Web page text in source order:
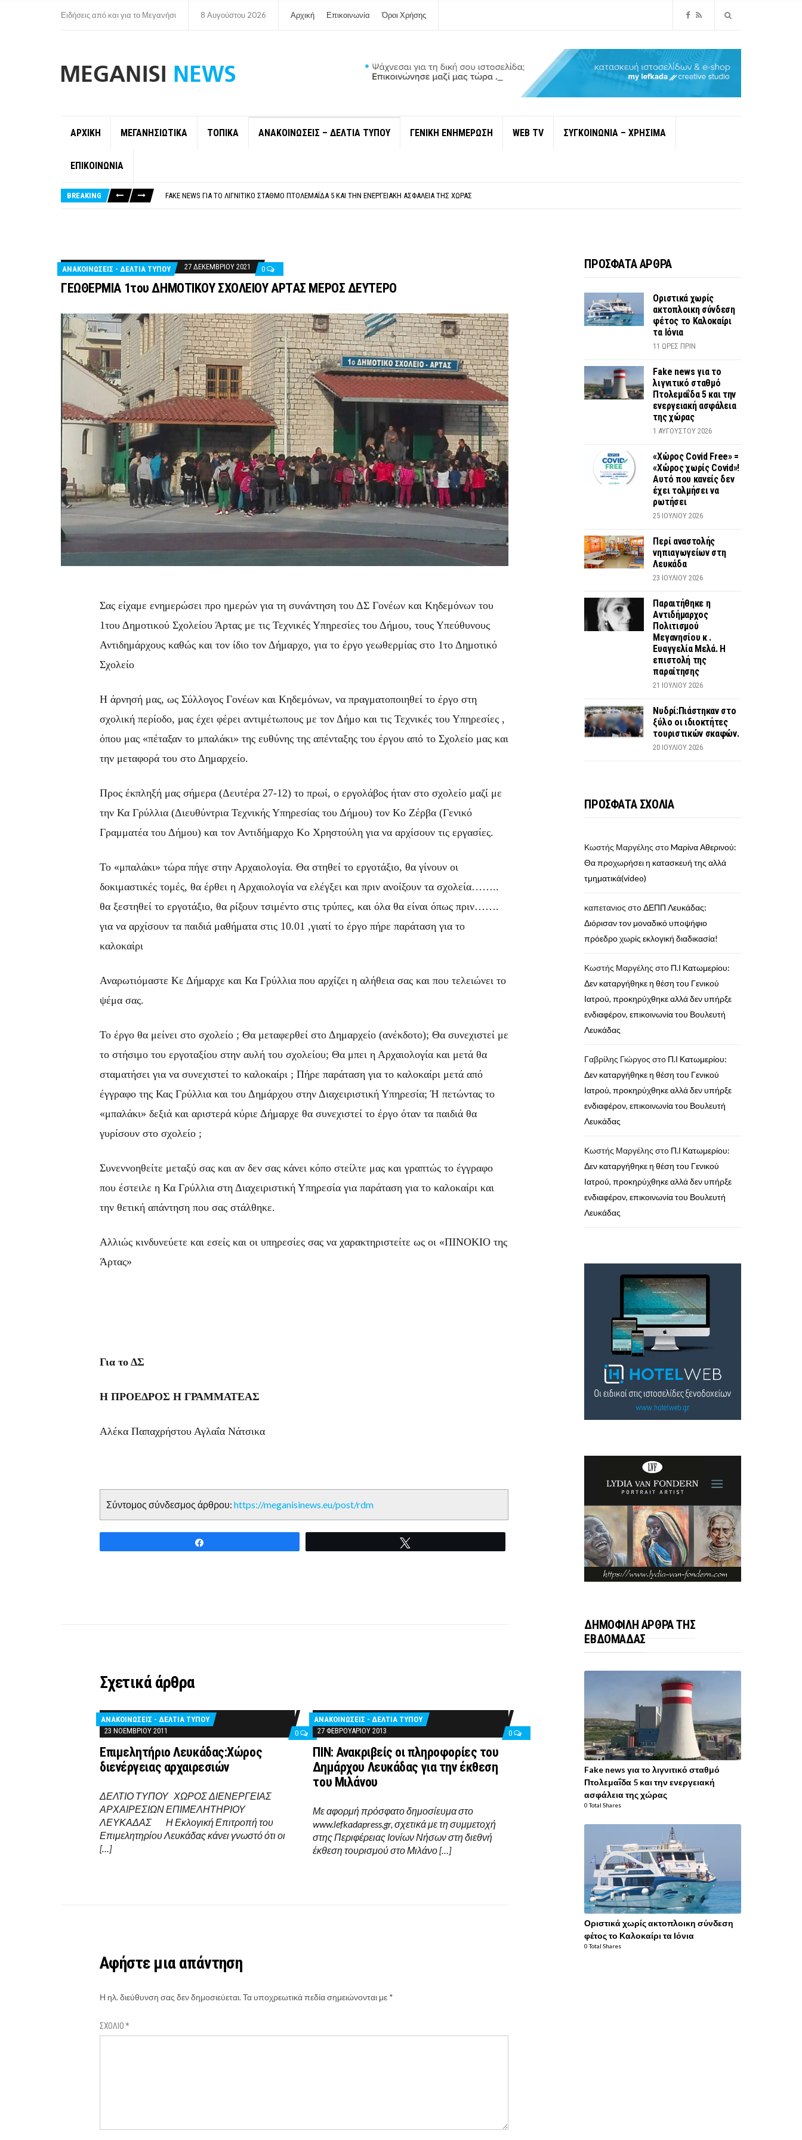
Ειδήσεις από και για το Μεγανήσι 8 Αυγούστου 2026 Αρχική Επικοινωνία Όροι Χρήσης
ΑΡΧΙΚΗ ΜΕΓΑΝΗΣΙΩΤΙΚΑ ΤΟΠΙΚΑ ΑΝΑΚΟΙΝΩΣΕΙΣ – ΔΕΛΤΙΑ ΤΥΠΟΥ ΓΕΝΙΚΗ ΕΝΗΜΕΡΩΣΗ WEB TV ΣΥΓΚΟΙΝΩΝΙΑ – ΧΡΗΣΙΜΑ
ΕΠΙΚΟΙΝΩΝΙΑ
BREAKING
FAKE NEWS ΓΙΑ ΤΟ ΛΙΓΝΙΤΙΚΌ ΣΤΑΘΜΌ ΠΤΟΛΕΜΑΪ́ΔΑ 5 ΚΑΙ ΤΗΝ ΕΝΕΡΓΕΙΑΚΉ ΑΣΦΆΛΕΙΑ ΤΗΣ ΧΏΡΑΣ
ΑΝΑΚΟΙΝΩΣΕΙΣ - ΔΕΛΤΙΑ ΤΥΠΟΥ 27 ΔΕΚΕΜΒΡΊΟΥ 2021 0
ΓΕΩΘΕΡΜΙΑ 1του ΔΗΜΟΤΙΚΟΥ ΣΧΟΛΕΙΟΥ ΑΡΤΑΣ ΜΕΡΟΣ ΔΕΥΤΕΡΟ
Σας είχαμε ενημερώσει προ ημερών για τη συνάντηση του ΔΣ Γονέων και Κηδεμόνων του
1του Δημοτικού Σχολείου Άρτας με τις Τεχνικές Υπηρεσίες του Δήμου, τους Υπεύθυνους
Αντιδημάρχους καθώς και τον ίδιο τον Δήμαρχο, για το έργο γεωθερμίας στο 1το Δημοτικό
Σχολείο
Η άρνησή μας, ως Σύλλογος Γονέων και Κηδεμόνων, να πραγματοποιηθεί το έργο στη
σχολική περίοδο, μας έχει φέρει αντιμέτωπους με τον Δήμο και τις Τεχνικές του Υπηρεσίες ,
όπου μας «πέταξαν το μπαλάκι» της ευθύνης της απένταξης του έργου από το Σχολείο μας και
την μεταφορά του στο Δημαρχείο.
Προς έκπληξή μας σήμερα (Δευτέρα 27-12) το πρωί, ο εργολάβος ήταν στο σχολείο μαζί με
την Κα Γρύλλια (Διευθύντρια Τεχνικής Υπηρεσίας του Δήμου) τον Κο Ζέρβα (Γενικό
Γραμματέα του Δήμου) και τον Αντιδήμαρχο Κο Χρηστούλη για να αρχίσουν τις εργασίες.
Το «μπαλάκι» τώρα πήγε στην Αρχαιολογία. Θα στηθεί το εργοτάξιο, θα γίνουν οι
δοκιμαστικές τομές, θα έρθει η Αρχαιολογία να ελέγξει και πριν ανοίξουν τα σχολεία……..
θα ξεστηθεί το εργοτάξιο, θα ρίξουν τσιμέντο στις τρύπες, και όλα θα είναι όπως πριν…….
για να αρχίσουν τα παιδιά μαθήματα στις 10.01 ,γιατί το έργο πήρε παράταση για το
καλοκαίρι
Αναρωτιόμαστε Κε Δήμαρχε και Κα Γρύλλια που αρχίζει η αλήθεια σας και που τελειώνει το
ψέμα σας.
Το έργο θα μείνει στο σχολείο ; Θα μεταφερθεί στο Δημαρχείο (ανέκδοτο); Θα συνεχιστεί με
το στήσιμο του εργοταξίου στην αυλή του σχολείου; Θα μπει η Αρχαιολογία και μετά θα
σταματήσει για να συνεχιστεί το καλοκαίρι ; Πήρε παράταση για το καλοκαίρι μετά από
έγγραφο της Κας Γρύλλια και του Δημάρχου στην Διαχειριστική Υπηρεσία; Ή πετώντας το
«μπαλάκι» δεξιά και αριστερά κύριε Δήμαρχε θα συνεχιστεί το έργο όταν τα παιδιά θα
γυρίσουν στο σχολείο ;
Συνεννοηθείτε μεταξύ σας και αν δεν σας κάνει κόπο στείλτε μας και γραπτώς το έγγραφο
που έστειλε η Κα Γρύλλια στη Διαχειριστική Υπηρεσία για παράταση για το καλοκαίρι και
την θετική απάντηση που σας στάλθηκε.
Αλλιώς κινδυνεύετε και εσείς και οι υπηρεσίες σας να χαρακτηριστείτε ως οι «ΠΙΝΟΚΙΟ της
Άρτας»
Για το ΔΣ
Η ΠΡΟΕΔΡΟΣ Η ΓΡΑΜΜΑΤΕΑΣ
Αλέκα Παπαχρήστου Αγλαΐα Νάτσικα
Σύντομος σύνδεσμος άρθρου: https://meganisinews.eu/post/rdm
Σχετικά άρθρα
ΑΝΑΚΟΙΝΩΣΕΙΣ - ΔΕΛΤΙΑ ΤΥΠΟΥ
23 ΝΟΕΜΒΡΊΟΥ 2011
0
Επιμελητήριο Λευκάδας:Χώρος
διενέργειας αρχαιρεσιών
ΔΕΛΤΙΟ ΤΥΠΟΥ ΧΩΡΟΣ ΔΙΕΝΕΡΓΕΙΑΣ
ΑΡΧΑΙΡΕΣΙΩΝ ΕΠΙΜΕΛΗΤΗΡΙΟΥ
ΛΕΥΚΑΔΑΣ Η Εκλογική Επιτροπή του
Επιμελητηρίου Λευκάδας κάνει γνωστό ότι οι
[…]
ΑΝΑΚΟΙΝΩΣΕΙΣ - ΔΕΛΤΙΑ ΤΥΠΟΥ
27 ΦΕΒΡΟΥΑΡΊΟΥ 2013
0
ΠΙΝ: Ανακριβείς οι πληροφορίες του
Δημάρχου Λευκάδας για την έκθεση
του Μιλάνου
Με αφορμή πρόσφατο δημοσίευμα στο
www.lefkadapress.gr, σχετικά με τη συμμετοχή
στης Περιφέρειας Ιονίων Νήσων στη διεθνή
έκθεση τουρισμού στο Μιλάνο […]
Αφήστε μια απάντηση
Η ηλ. διεύθυνση σας δεν δημοσιεύεται.Τα υποχρεωτικά πεδία σημειώνονται με *
ΣΧΌΛΙΟ*
ΠΡΟΣΦΑΤΑ ΑΡΘΡΑ
Οριστικά χωρίς
ακτοπλοικη σύνδεση
φέτος το Καλοκαίρι
τα Ιόνια
11 ΏΡΕΣ ΠΡΙΝ
Fake news για το
λιγνιτικό σταθμό
Πτολεμαΐδα 5 και την
ενεργειακή ασφάλεια
της χώρας
1 ΑΥΓΟΎΣΤΟΥ 2026
«Χώρος Covid Free» =
«Χώρος χωρίς Covid»!
Αυτό που κανείς δεν
έχει τολμήσει να
ρωτήσει
25 ΙΟΥΛΊΟΥ 2026
Περί αναστολής
νηπιαγωγείων στη
Λευκάδα
23 ΙΟΥΛΊΟΥ 2026
Παραιτήθηκε η
Αντιδήμαρχος
Πολιτισμού
Μεγανησίου κ .
Ευαγγελία Μελά. Η
επιστολή της
παραίτησης
21 ΙΟΥΛΊΟΥ 2026
Νυδρί:Πιάστηκαν στο
ξύλο οι ιδιοκτήτες
τουριστικών σκαφών.
20 ΙΟΥΛΊΟΥ 2026
ΠΡΟΣΦΑΤΑ ΣΧΟΛΙΑ
Κωστής Μαργέλης στοMαρίνα Αθερινού:
Θα προχωρήσει η κατασκευή της αλλά
τμηματικά(video)
καπετανιος στοΔΕΠΠ Λευκάδας:
Διόρισαν τον μοναδικό υποψήφιο
πρόεδρο χωρίς εκλογική διαδικασία!
Κωστής Μαργέλης στο Π.Ι Κατωμερίου:
Δεν καταργήθηκε η θέση του Γενικού
Ιατρού, προκηρύχθηκε αλλά δεν υπήρξε
ενδιαφέρον, επικοινωνία του Βουλευτή
Λευκάδας
Γαβρίλης Γιώργος στο Π.Ι Κατωμερίου:
Δεν καταργήθηκε η θέση του Γενικού
Ιατρού, προκηρύχθηκε αλλά δεν υπήρξε
ενδιαφέρον, επικοινωνία του Βουλευτή
Λευκάδας
Κωστής Μαργέλης στο Π.Ι Κατωμερίου:
Δεν καταργήθηκε η θέση του Γενικού
Ιατρού, προκηρύχθηκε αλλά δεν υπήρξε
ενδιαφέρον, επικοινωνία του Βουλευτή
Λευκάδας
ΔΗΜΟΦΙΛΗ ΑΡΘΡΑ ΤΗΣ
ΕΒΔΟΜΑΔΑΣ
Fake news για το λιγνιτικό σταθμό
Πτολεμαΐδα 5 και την ενεργειακή
ασφάλεια της χώρας
0 Total Shares
Οριστικά χωρίς ακτοπλοικη σύνδεση
φέτος το Καλοκαίρι τα Ιόνια
0 Total Shares